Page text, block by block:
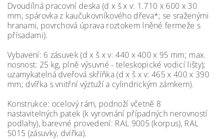
Dvoudílná pracovní deska (d x š x v: 1.710 x 600 x 30
mm; spárovka z kaučukovníkového dřeva*; se sraženými
hranami, povrchová úprava roztokem lněné fermeže s
přísadami).
Vybavení: 6 zásuvek (d x š x v: 440 x 400 x 95 mm; max.
nosnost: 25 kg, plně výsuvné - teleskopické vodicí lišty);
uzamykatelná dveřová skříňka (d x š x v: 465 x 400 x 390
mm; dvířka s vnitřní výztuží a cylindrickým zámkem).
Konstrukce: ocelový rám, podnoží včetně 8
nastavitelných patek (k vyrovnání případných nerovností
podlahy), barevné provedení: RAL 9005 (korpus), RAL
5015 (zásuvky, dvířka).